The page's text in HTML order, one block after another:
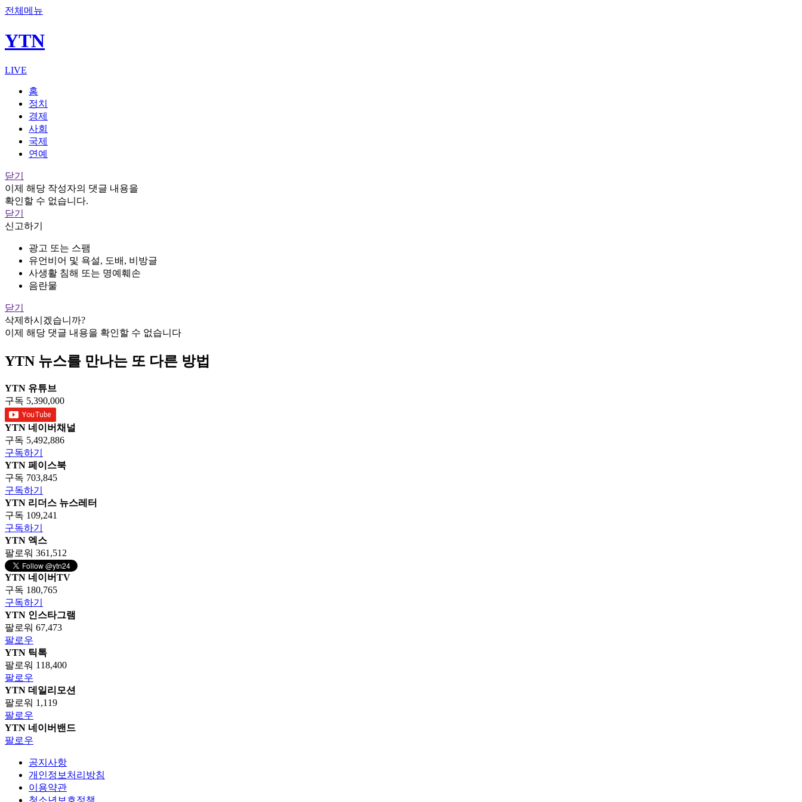
전체메뉴
YTN
LIVE
홈
정치
경제
사회
국제
연예
닫기
이제 해당 작성자의 댓글 내용을
확인할 수 없습니다.
닫기
신고하기
광고 또는 스팸
유언비어 및 욕설, 도배, 비방글
사생활 침해 또는 명예훼손
음란물
닫기
삭제하시겠습니까?
이제 해당 댓글 내용을 확인할 수 없습니다
YTN 뉴스를 만나는 또 다른 방법
YTN 유튜브
구독 5,390,000
YTN 네이버채널
구독 5,492,886
구독하기
YTN 페이스북
구독 703,845
구독하기
YTN 리더스 뉴스레터
구독 109,241
구독하기
YTN 엑스
팔로워 361,512
YTN 네이버TV
구독 180,765
구독하기
YTN 인스타그램
팔로워 67,473
팔로우
YTN 틱톡
팔로워 118,400
팔로우
YTN 데일리모션
팔로워 1,119
팔로우
YTN 네이버밴드
팔로우
공지사항
개인정보처리방침
이용약관
청소년보호정책